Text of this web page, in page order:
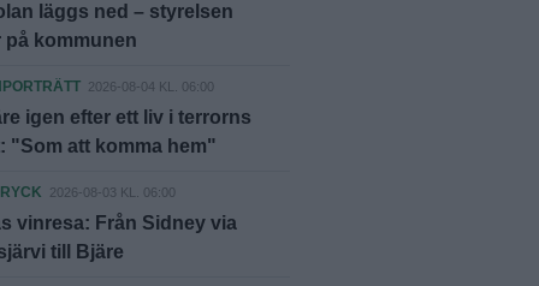
läggs ned – styrelsen
på kommunen
2026-08-04 KL. 06:00
igen efter ett liv i terrorns
"Som att komma hem"
2026-08-03 KL. 06:00
vinresa: Från Sidney via
till Bjäre